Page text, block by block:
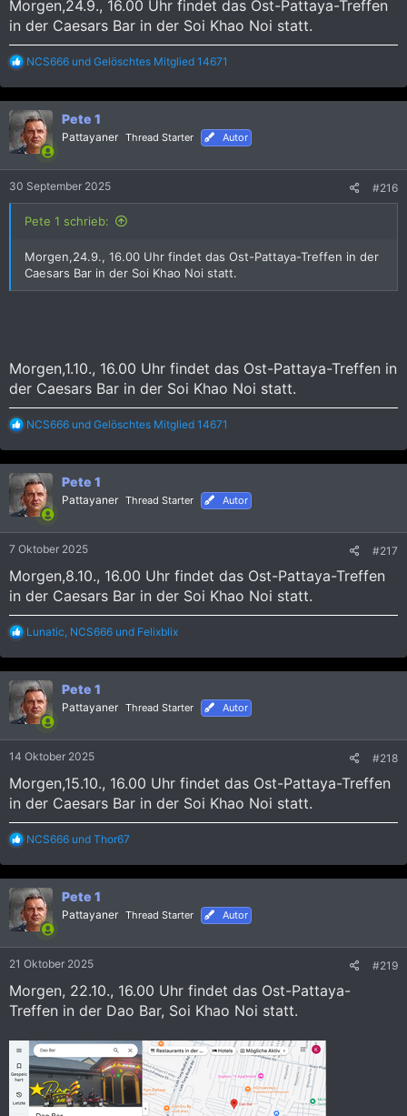
Morgen,24.9., 16.00 Uhr findet das Ost-Pattaya-Treffen
in der Caesars Bar in der Soi Khao Noi statt.
R
a
k
t
i
o
n
:
NCS666 und Gelöschtes Mitglied 14671
Pete 1
Pattayaner Thread Starter Autor
30 September 2025 #216
Pete 1 schrieb:
Morgen,24.9., 16.00 Uhr findet das Ost-Pattaya-Treffen in der
Caesars Bar in der Soi Khao Noi statt.
Morgen,1.10., 16.00 Uhr findet das Ost-Pattaya-Treffen in
der Caesars Bar in der Soi Khao Noi statt.
R
a
k
t
i
o
n
NCS666 und Gelöschtes Mitglied 14671
Pete 1
Pattayaner Thread Starter Autor
7 Oktober 2025 #217
Morgen,8.10., 16.00 Uhr findet das Ost-Pattaya-Treffen
in der Caesars Bar in der Soi Khao Noi statt.
R
a
k
t
i
o
n
Lunatic NCS666 und Felixblix
Pete 1
Pattayaner Thread Starter Autor
14 Oktober 2025 #218
Morgen,15.10., 16.00 Uhr findet das Ost-Pattaya-Treffen
in der Caesars Bar in der Soi Khao Noi statt.
R
a
k
t
i
o
n
NCS666 und Thor67
Pete 1
Pattayaner Thread Starter Autor
21 Oktober 2025 #219
Morgen, 22.10., 16.00 Uhr findet das Ost-Pattaya-
Treffen in der Dao Bar, Soi Khao Noi statt.